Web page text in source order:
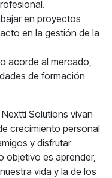
en proyectos
en la gestión de la
acorde al mercado,
de formación
Solutions vivan
crecimiento personal
y disfrutar
objetivo es aprender,
vida y la de los